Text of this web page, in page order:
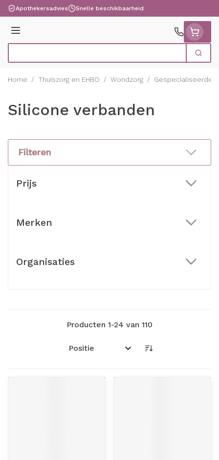
Ga naar de inhoud
Apothekersadvies Snelle beschikbaarheid
Menu
Zoek
Home / Thuiszorg en EHBO / Wondzorg / Gespecialiseerde
Silicone verbanden
Filteren
Prijs
Merken
Organisaties
Producten 1-24 van 110
Sorteer op: